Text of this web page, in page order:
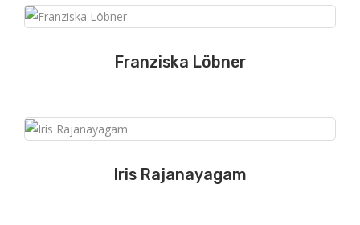
Franziska Löbner
Iris Rajanayagam